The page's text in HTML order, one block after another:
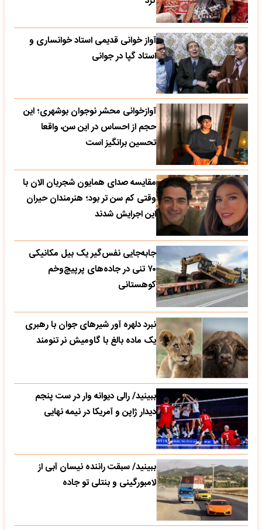
آواز خوانی قدیمی استاد خوانساری و
استاد گپا در جوانی
آوازخوانی محشر نوجوان بوشهری؛ این
حجم از احساس در این سن، واقعا
تحسین‌ برانگیز است
مقایسه صدای همایون شجریان الان با
وقتی کم سن تر بود؛ هنرمندان حیران
این اجرایش شدند
جابه‌جایی نفس‌گیر یک بیل مکانیکی
۷۰ تنی در جاده‌های پرپیچ‌وخم
کوهستانی
نبرد دلهره آور شیرهای جوان با رهبری
یک ماده بالغ با گاومیش نر تنومند
ببینید/ رالی دیوانه وار در ست پنجم
دیدار ژاپن و آمریکا در نیمه نهایی
ببینید/ سبقت راننده نیسان آبی از
لامبورگینی و بنتلی تو جاده